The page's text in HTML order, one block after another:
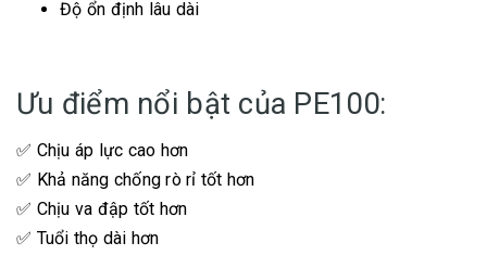
Độ ổn định lâu dài
Ưu điểm nổi bật của PE100:
✅ Chịu áp lực cao hơn
✅ Khả năng chống rò rỉ tốt hơn
✅ Chịu va đập tốt hơn
✅ Tuổi thọ dài hơn